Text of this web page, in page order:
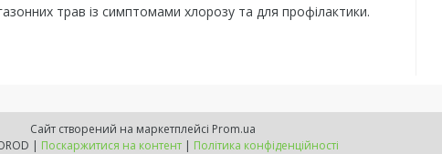
трав із симптомами хлорозу та для профілактики.
Сайт створений на маркетплейсі Prom.ua
DIMSADHOROD | Поскаржитися на контент | Політика конфіденційності